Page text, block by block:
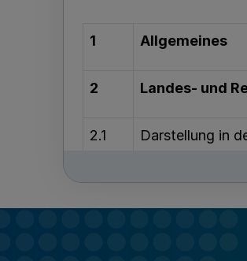
1 Allgemeines
2 Landes- und
2.1 Darstellung in
2.2